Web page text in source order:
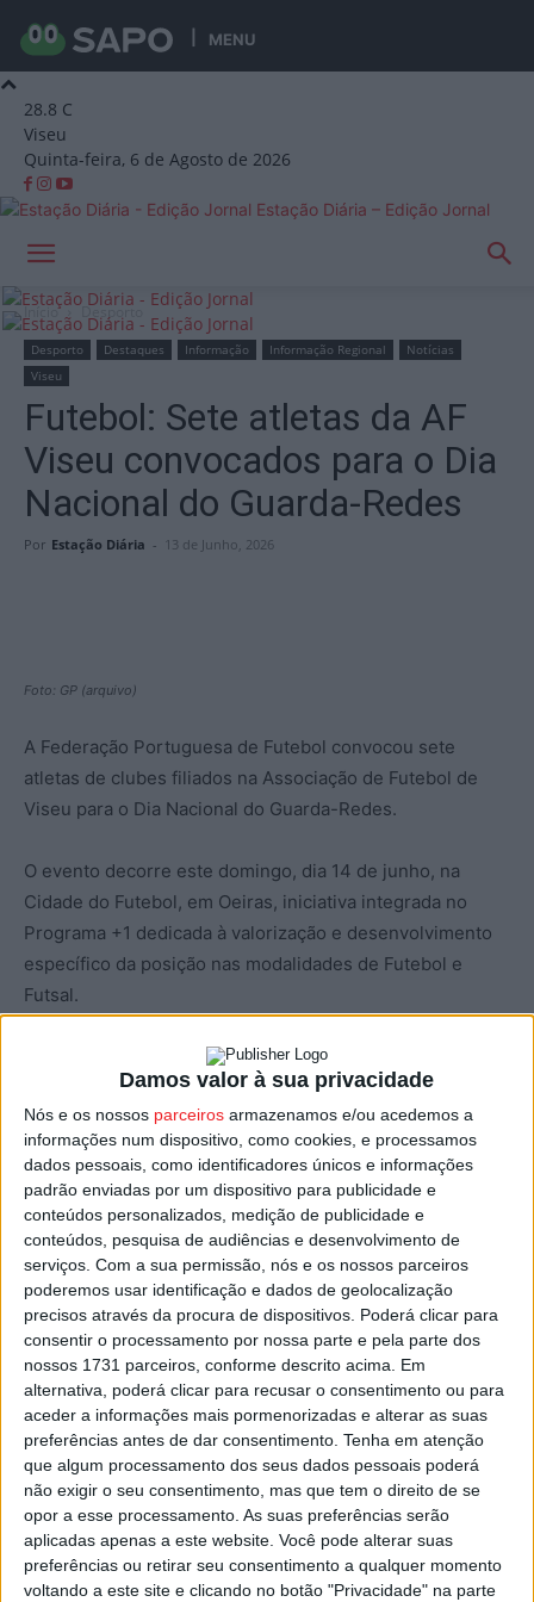
Damos valor à sua privacidade
Nós e os nossos parceiros armazenamos e/ou acedemos a
informações num dispositivo, como cookies, e processamos
dados pessoais, como identificadores únicos e informações
padrão enviadas por um dispositivo para publicidade e
conteúdos personalizados, medição de publicidade e
conteúdos, pesquisa de audiências e desenvolvimento de
serviços. Com a sua permissão, nós e os nossos parceiros
poderemos usar identificação e dados de geolocalização
precisos através da procura de dispositivos. Poderá clicar para
consentir o processamento por nossa parte e pela parte dos
nossos 1731 parceiros, conforme descrito acima. Em
alternativa, poderá clicar para recusar o consentimento ou para
aceder a informações mais pormenorizadas e alterar as suas
preferências antes de dar consentimento. Tenha em atenção
que algum processamento dos seus dados pessoais poderá
não exigir o seu consentimento, mas que tem o direito de se
opor a esse processamento. As suas preferências serão
aplicadas apenas a este website. Você pode alterar suas
preferências ou retirar seu consentimento a qualquer momento
voltando a este site e clicando no botão "Privacidade" na parte
MENU
28.8 C
Viseu
Quinta-feira, 6 de Agosto de 2026
Estação Diária – Edição Jornal
Início Desporto
Desporto Destaques Informação Informação Regional
Notícias
Viseu
Futebol: Sete atletas da AF
Viseu convocados para o Dia
Nacional do Guarda-Redes
Por Estação Diária - 13 de Junho, 2026
Foto: GP (arquivo)
A Federação Portuguesa de Futebol convocou sete
atletas de clubes filiados na Associação de Futebol de
Viseu para o Dia Nacional do Guarda-Redes.
O evento decorre este domingo, dia 14 de junho, na
Cidade do Futebol, em Oeiras, iniciativa integrada no
Programa +1 dedicada à valorização e desenvolvimento
específico da posição nas modalidades de Futebol e
Futsal.
Os sete convocados são Jaime Figueiredo e Tomás
Duarte, do Académico de Viseu, Aurora Ribeiro, do
Oliveira de Frades, e Sara Neto, do Dínamo Clube da
Estação, no futebol. No futsal, foram chamados Francisco
Semblano, do Nespereira, Tomás Gouveia, do Grupo
Desportivo da Pesqueira, e Inês Oliveira, dos Gigantes
de Mangualde.
Esta e outras notícias para ouvir na Estação Diária – 96.8
FM ou em www.968.fm
Pub
TAGS AF Viseu Viseu